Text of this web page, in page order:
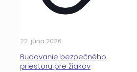
22. júna 2026
Budovanie bezpečného
priestoru pre žiakov